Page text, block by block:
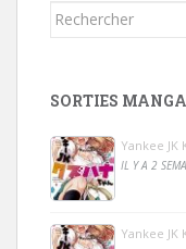
Rechercher...
SORTIES
Yankee JK
IL Y A 2
Yankee JK